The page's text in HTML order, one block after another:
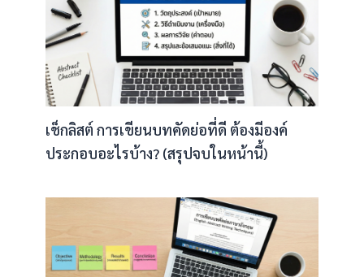
เช็กลิสต์ การเขียนบทคัดย่อที่ดี ต้องมีองค์
ประกอบอะไรบ้าง? (สรุปจบในหน้านี้)